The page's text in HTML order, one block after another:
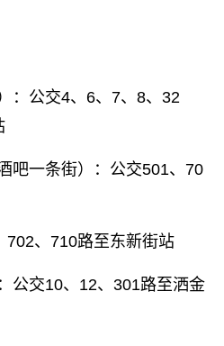
：公交4、6、7、8、32
吧一条街）：公交501、70
702、710路至东新街站
公交10、12、301路至洒金